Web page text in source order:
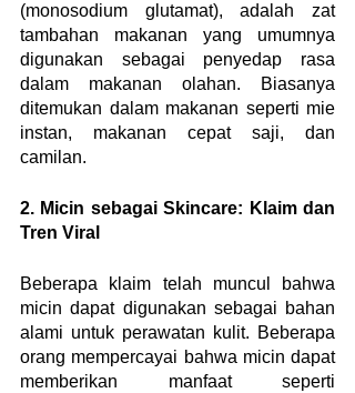
(monosodium glutamat), adalah zat
tambahan makanan yang umumnya
digunakan sebagai penyedap rasa
dalam makanan olahan. Biasanya
ditemukan dalam makanan seperti mie
instan, makanan cepat saji, dan
camilan.
2. Micin sebagai Skincare: Klaim dan
Tren Viral
Beberapa klaim telah muncul bahwa
micin dapat digunakan sebagai bahan
alami untuk perawatan kulit. Beberapa
orang mempercayai bahwa micin dapat
memberikan manfaat seperti